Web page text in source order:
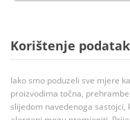
Korištenje
Iako smo poduzeli sve mjere
proizvodima točna,
slijedom navedenoga